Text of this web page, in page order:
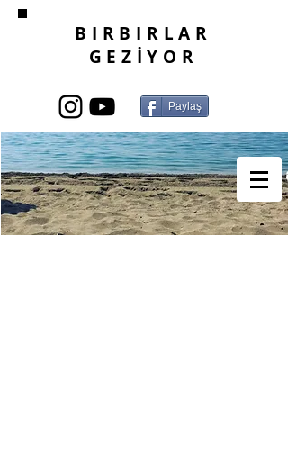
BIRBIRLAR
GEZİYOR
Paylaş